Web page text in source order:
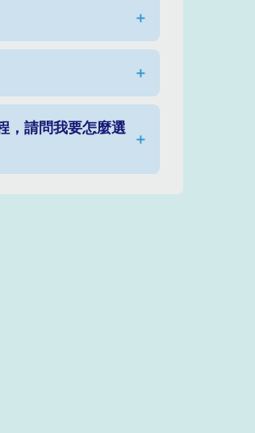
＋
＋
，請問我要怎麼選
＋